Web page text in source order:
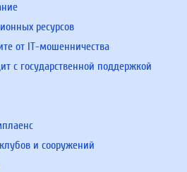
ресурсов
от IT-мошенничества
с государственной поддержкой
и сооружений